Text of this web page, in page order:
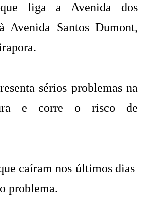
liga a Avenida dos
Avenida Santos Dumont,
sérios problemas na
e corre o risco de
caíram nos últimos dias
problema.